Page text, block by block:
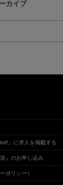
カイブ
」に求人を掲載する
』のお申し込み
ポリシー）